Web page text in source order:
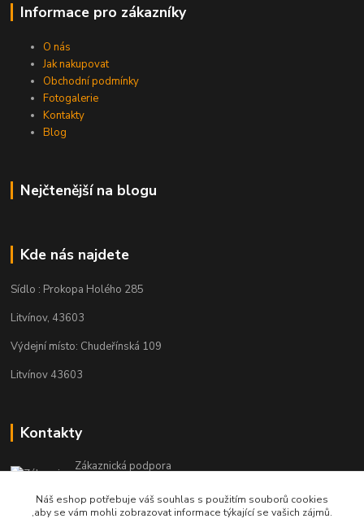
Informace pro zákazníky
O nás
Jak nakupovat
Obchodní podmínky
Fotogalerie
Kontakty
Blog
Nejčtenější na blogu
Kde nás najdete
Sídlo : Prokopa Holého 285
Litvínov, 43603
Výdejní místo: Chudeřínská 109
Litvínov 43603
Kontakty
Zákaznická podpora
(Po-Pá, 8-16 hod.)
Náš eshop potřebuje váš souhlas s použitím souborů cookies
,aby se vám mohli zobrazovat informace týkající se vašich zájmů.